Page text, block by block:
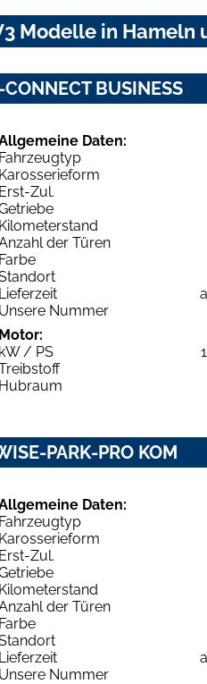
Modelle in
BUSINESS
Daten:
Fahrzeugtyp
Karosserieform
Erst-Zul.
Kilometerstand
der Türen
Farbe
Lieferzeit
Unsere Nummer
Motor:
kW / PS
Hubraum
PARK-PRO KOM
Daten:
Fahrzeugtyp
Karosserieform
Erst-Zul.
Kilometerstand
der Türen
Farbe
Lieferzeit
Unsere Nummer